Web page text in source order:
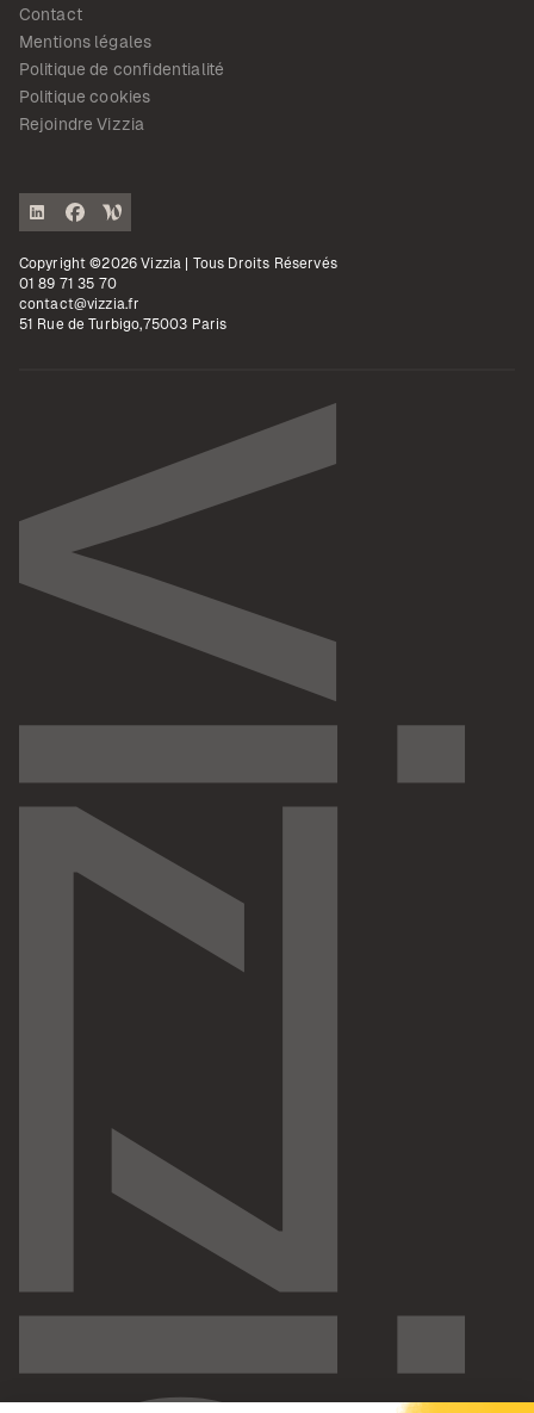
Contact
Mentions légales
Politique de confidentialité
Politique cookies
Rejoindre Vizzia
Copyright ©2026 Vizzia | Tous Droits Réservés
01 89 71 35 70
contact@vizzia.fr
51 Rue de Turbigo,75003 Paris